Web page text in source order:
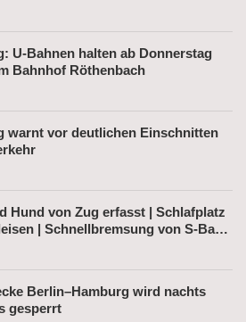
U-Bahnen halten ab Donnerstag
Bahnhof Röthenbach
warnt vor deutlichen Einschnitten
Hund von Zug erfasst | Schlafplatz
| Schnellbremsung von S-Bahn
Berlin–Hamburg wird nachts
gesperrt